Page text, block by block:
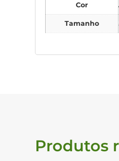
Cor
Tamanho
Produtos